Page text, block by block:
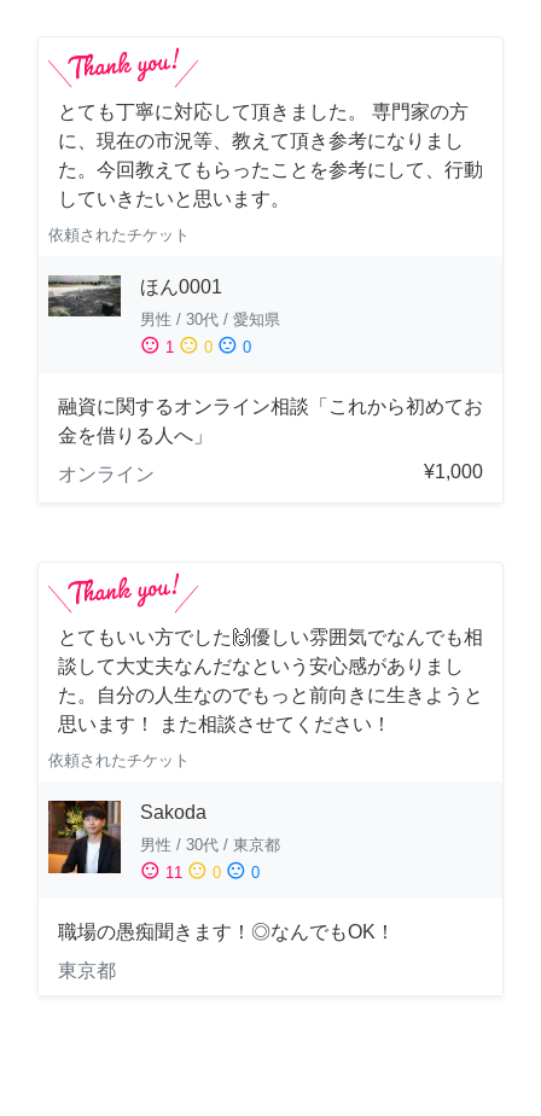
とても丁寧に対応して頂きました。 専門家の方
に、現在の市況等、教えて頂き参考になりまし
た。今回教えてもらったことを参考にして、行動
していきたいと思います。
依頼されたチケット
ほん0001
男性 / 30代 / 愛知県
sentiment_satisfied 1 sentiment_neutral 0 sentiment_dissatisfied 0
融資に関するオンライン相談「これから初めてお
金を借りる人へ」
オンライン
¥1,000
とてもいい方でした🙌優しい雰囲気でなんでも相
談して大丈夫なんだなという安心感がありまし
た。自分の人生なのでもっと前向きに生きようと
思います！ また相談させてください！
依頼されたチケット
Sakoda
男性 / 30代 / 東京都
sentiment_satisfied 11 sentiment_neutral 0 sentiment_dissatisfied 0
職場の愚痴聞きます！◎なんでもOK！
東京都